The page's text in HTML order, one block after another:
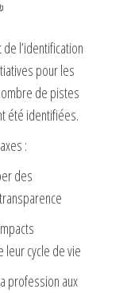
l’identification
pour les
de pistes
été identifiées.
:
des
leur cycle de vie
profession aux